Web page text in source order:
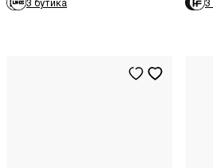
3 бутика 3